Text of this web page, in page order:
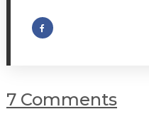
7 Comments